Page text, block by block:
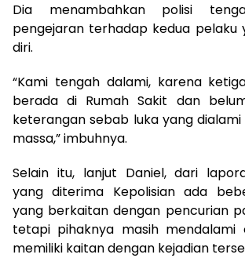
Dia menambahkan polisi
pengejaran terhadap kedua pelaku
diri.
“Kami tengah dalami, karena
berada di Rumah Sakit dan
keterangan sebab luka yang
massa,” imbuhnya.
Selain itu, lanjut Daniel, dari
yang diterima Kepolisian ada
yang berkaitan dengan pencurian
tetapi pihaknya masih mendalami
memiliki kaitan dengan kejadian